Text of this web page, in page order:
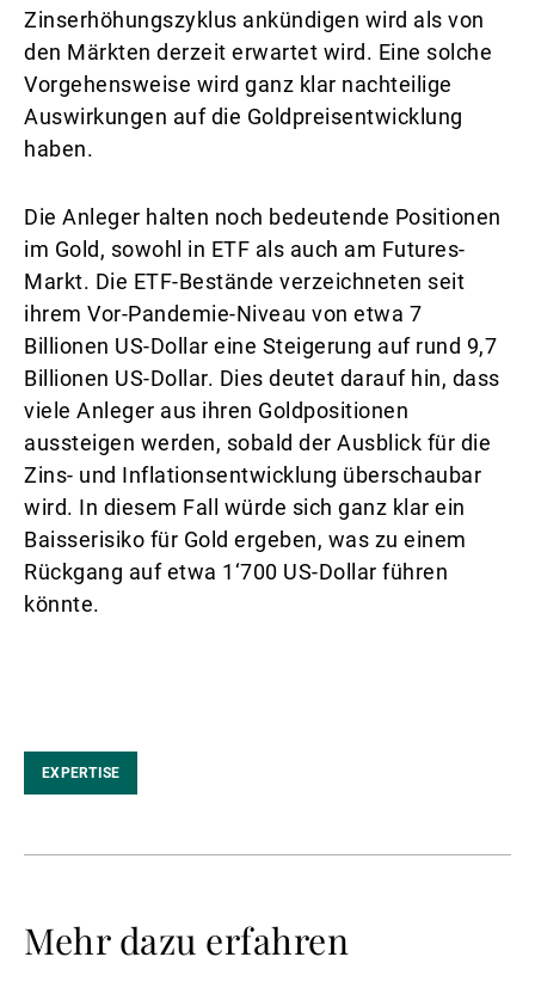
Zinserhöhungszyklus ankündigen wird als von
den Märkten derzeit erwartet wird. Eine solche
Vorgehensweise wird ganz klar nachteilige
Auswirkungen auf die Goldpreisentwicklung
haben.
Die Anleger halten noch bedeutende Positionen
im Gold, sowohl in ETF als auch am Futures-
Markt. Die ETF-Bestände verzeichneten seit
ihrem Vor-Pandemie-Niveau von etwa 7
Billionen US-Dollar eine Steigerung auf rund 9,7
Billionen US-Dollar. Dies deutet darauf hin, dass
viele Anleger aus ihren Goldpositionen
aussteigen werden, sobald der Ausblick für die
Zins- und Inflationsentwicklung überschaubar
wird. In diesem Fall würde sich ganz klar ein
Baisserisiko für Gold ergeben, was zu einem
Rückgang auf etwa 1‘700 US-Dollar führen
könnte.
EXPERTISE
Mehr dazu erfahren